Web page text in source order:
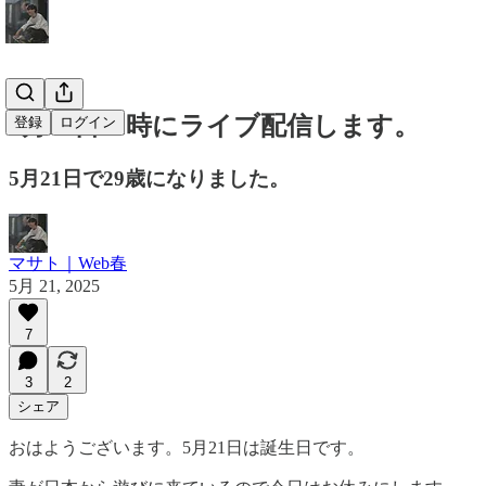
登録 ログイン
5月21日22時にライブ配信します。
5月21日で29歳になりました。
マサト｜Web春
5月 21, 2025
7
3
2
シェア
おはようございます。5月21日は誕生日です。